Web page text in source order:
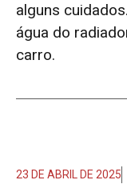
alguns
água do
carro.
23 DE ABRIL DE 2025